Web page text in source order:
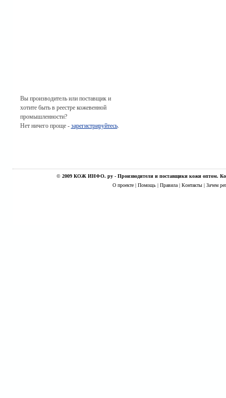
Вы производитель или поставщик и
хотите быть в реестре кожевенной
промышленности?
Нет ничего проще - зарегистрируйтесь.
© 2009 КОЖ ИНФО. ру - Производители и поставщики кожи оптом.
О проекте | Помощь | Правила | Контакты | Зачем